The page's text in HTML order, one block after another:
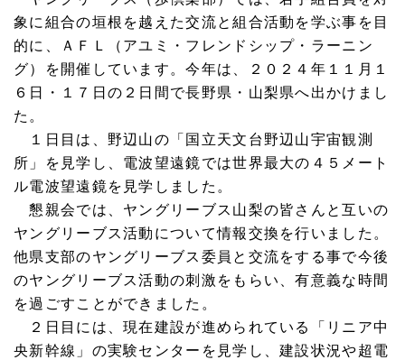
象に組合の垣根を越えた交流と組合活動を学ぶ事を目
的に、ＡＦＬ（アユミ・フレンドシップ・ラーニン
グ）を開催しています。今年は、２０２４年１１月１
６日・１７日の２日間で長野県・山梨県へ出かけまし
た。
１日目は、野辺山の「国立天文台野辺山宇宙観測
所」を見学し、電波望遠鏡では世界最大の４５メート
ル電波望遠鏡を見学しました。
懇親会では、ヤングリーブス山梨の皆さんと互いの
ヤングリーブス活動について情報交換を行いました。
他県支部のヤングリーブス委員と交流をする事で今後
のヤングリーブス活動の刺激をもらい、有意義な時間
を過ごすことができました。
２日目には、現在建設が進められている「リニア中
央新幹線」の実験センターを見学し、建設状況や超電